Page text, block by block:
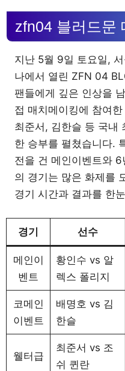
zfn04 블러드문
지난 5월 9일 토요일,
나에서 열린 ZFN 04
팬들에게 깊은 인상을
접 매치메이킹에 참여
최준서, 김한슬 등 국내
한 승부를 펼쳤습니다.
전을 건 메인이벤트와
의 경기는 많은 화제를
경기 시간과 결과를 한
경기 선수
메인이
벤트
황인수 vs 알
렉스 폴리지
코메인
이벤트
배명호 vs 김
한슬
웰터급
최준서 vs 조
쉬 퀸란